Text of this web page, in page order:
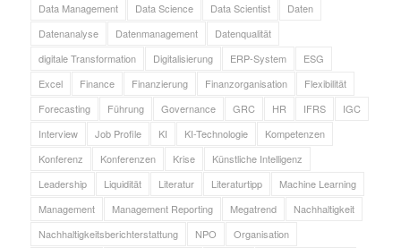
Data Management
Data Science Data Scientist
Daten
Datenanalyse
Datenmanagement
Datenqualität
digitale Transformation
Digitalisierung ERP-System
ESG
Excel
Finance Finanzierung Finanzorganisation
Flexibilität
Forecasting
Führung Governance GRC HR IFRS
IGC
Interview
Job Profile KI KI-Technologie
Kompetenzen
Konferenz
Konferenzen Krise
Künstliche Intelligenz
Leadership
Liquidität Literatur Literaturtipp
Machine Learning
Management
Management Reporting Megatrend
Nachhaltigkeit
Nachhaltigkeitsberichterstattung
NPO
Organisation